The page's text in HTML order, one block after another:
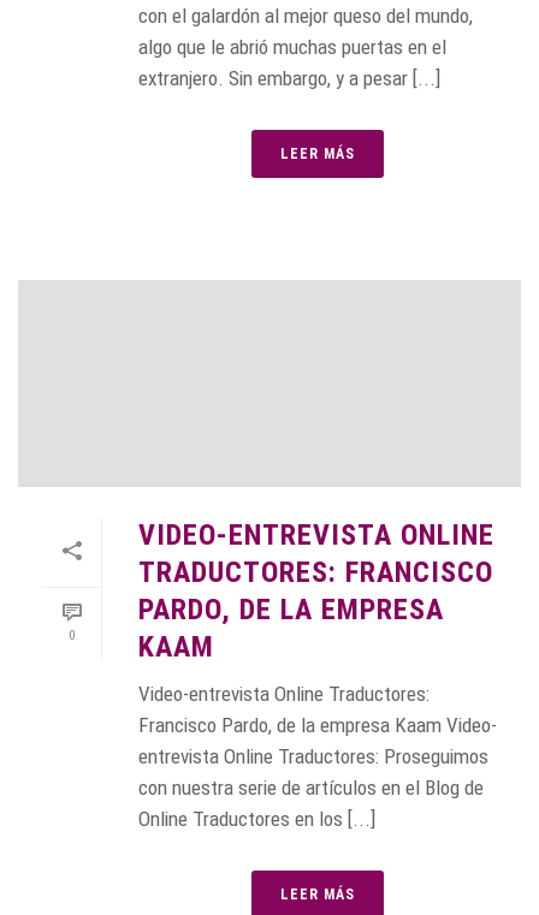
con el galardón al mejor queso del mundo,
algo que le abrió muchas puertas en el
extranjero. Sin embargo, y a pesar [...]
LEER MÁS
0
VIDEO-ENTREVISTA ONLINE
TRADUCTORES: FRANCISCO
PARDO, DE LA EMPRESA
KAAM
Video-entrevista Online Traductores:
Francisco Pardo, de la empresa Kaam Video-
entrevista Online Traductores: Proseguimos
con nuestra serie de artículos en el Blog de
Online Traductores en los [...]
LEER MÁS